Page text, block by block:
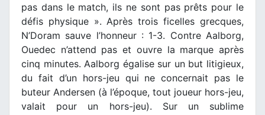
pas dans le match, ils ne sont pas prêts pour le
défis physique ». Après trois ficelles grecques,
N’Doram sauve l’honneur : 1-3. Contre Aalborg,
Ouedec n’attend pas et ouvre la marque après
cinq minutes. Aalborg égalise sur un but litigieux,
du fait d’un hors-jeu qui ne concernait pas le
buteur Andersen (à l’époque, tout joueur hors-jeu,
valait pour un hors-jeu). Sur un sublime